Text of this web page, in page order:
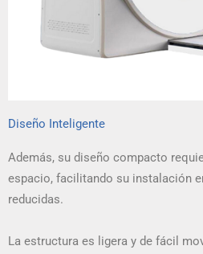
Diseño Inteligente
Además, su diseño compacto
espacio, facilitando su instalación
reducidas.
La estructura es ligera y de fácil